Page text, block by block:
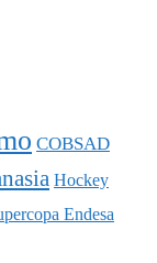
COBSAD
Hockey
Endesa